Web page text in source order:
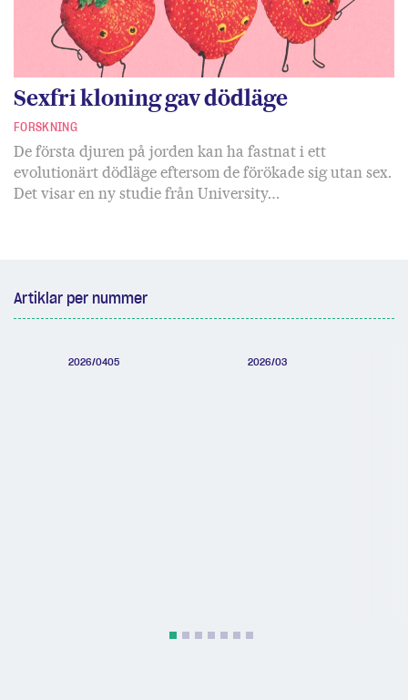
Sexfri kloning gav dödläge
FORSKNING
De första djuren på jorden kan ha fastnat i ett
evolutionärt dödläge eftersom de förökade sig utan sex.
Det visar en ny studie från University…
Artiklar per nummer
2026/0405 2026/03